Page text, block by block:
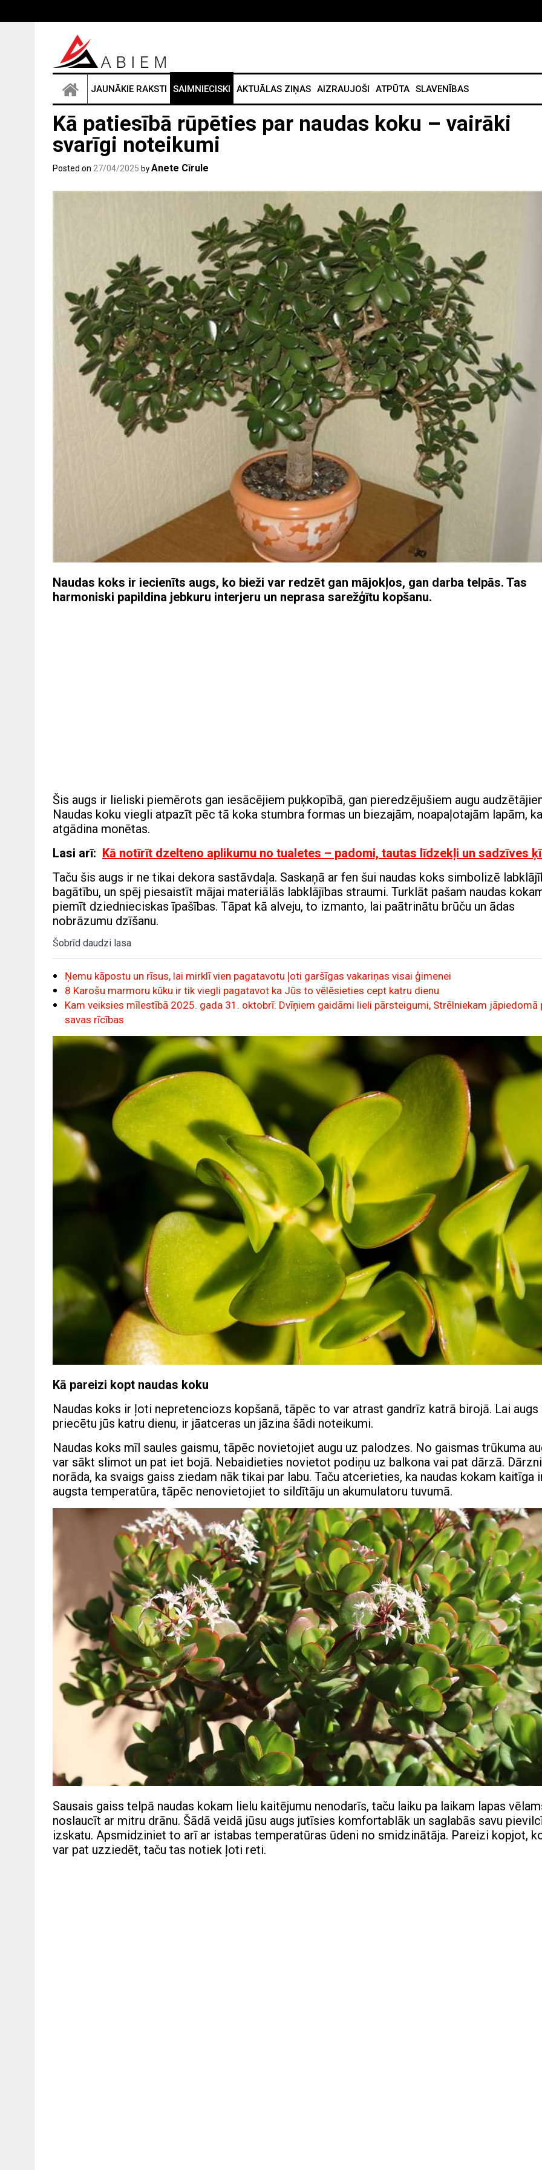
JAUNĀKIE RAKSTI SAIMNIECISKI AKTUĀLAS ZIŅAS AIZRAUJOŠI ATPŪTA SLAVENĪBAS
Kā patiesībā rūpēties par naudas koku – vairāki
svarīgi noteikumi
Posted on 27/04/2025 by Anete Cīrule
Naudas koks ir iecienīts augs, ko bieži var redzēt gan mājokļos, gan darba telpās. Tas
harmoniski papildina jebkuru interjeru un neprasa sarežģītu kopšanu.
Šis augs ir lieliski piemērots gan iesācējiem puķkopībā, gan pieredzējušiem augu
Naudas koku viegli atpazīt pēc tā koka stumbra formas un biezajām, noapaļotajām lapām,
atgādina monētas.
Lasi arī: Kā notīrīt dzelteno aplikumu no tualetes – padomi, tautas līdzekļi un sadzīves
Taču šis augs ir ne tikai dekora sastāvdaļa. Saskaņā ar fen šui naudas koks simbolizē
bagātību, un spēj piesaistīt mājai materiālās labklājības straumi. Turklāt pašam naudas
piemīt dziednieciskas īpašības. Tāpat kā alveju, to izmanto, lai paātrinātu brūču un ādas
nobrāzumu dzīšanu.
Šobrīd daudzi lasa
Ņemu kāpostu un rīsus, lai mirklī vien pagatavotu ļoti garšīgas vakariņas visai ģimenei
8 Karošu marmoru kūku ir tik viegli pagatavot ka Jūs to vēlēsieties cept katru dienu
Kam veiksies mīlestībā 2025. gada 31. oktobrī: Dvīņiem gaidāmi lieli pārsteigumi, Strēlniekam jāpiedomā
savas rīcības
Kā pareizi kopt naudas koku
Naudas koks ir ļoti nepretenciozs kopšanā, tāpēc to var atrast gandrīz katrā birojā. Lai augs
priecētu jūs katru dienu, ir jāatceras un jāzina šādi noteikumi.
Naudas koks mīl saules gaismu, tāpēc novietojiet augu uz palodzes. No gaismas trūkuma
var sākt slimot un pat iet bojā. Nebaidieties novietot podiņu uz balkona vai pat dārzā.
norāda, ka svaigs gaiss ziedam nāk tikai par labu. Taču atcerieties, ka naudas kokam kaitīga
augsta temperatūra, tāpēc nenovietojiet to sildītāju un akumulatoru tuvumā.
Sausais gaiss telpā naudas kokam lielu kaitējumu nenodarīs, taču laiku pa laikam lapas
noslaucīt ar mitru drānu. Šādā veidā jūsu augs jutīsies komfortablāk un saglabās savu
izskatu. Apsmidziniet to arī ar istabas temperatūras ūdeni no smidzinātāja. Pareizi kopjot,
var pat uzziedēt, taču tas notiek ļoti reti.